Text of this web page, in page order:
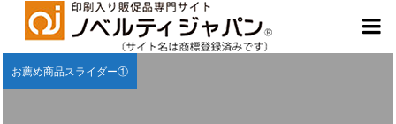

お薦め商品スライダー①